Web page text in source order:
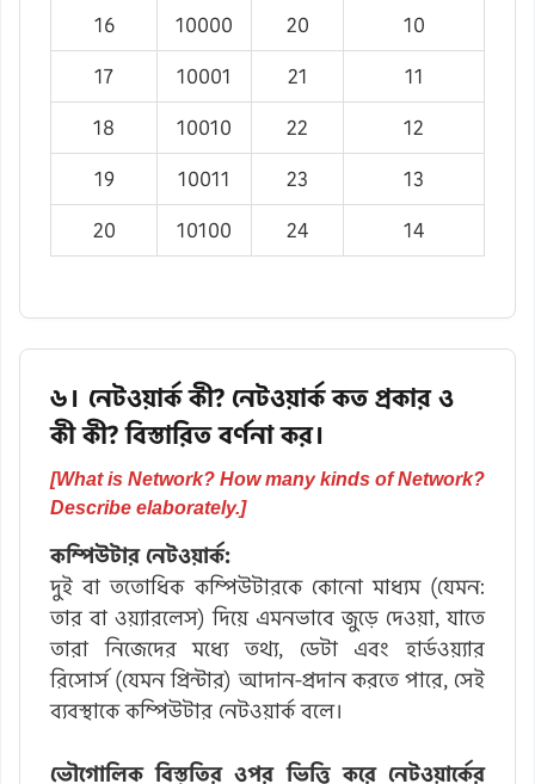
16
10000 20
10
17
10001 21
11
18
10010 22
12
19
10011 23
13
20
10100 24 14
৬। নেটওয়ার্ক কী? নেটওয়ার্ক কত প্রকার ও
কী কী? বিস্তারিত বর্ণনা কর।
[What is Network? How many kinds of Network?
Describe elaborately.]
কম্পিউটার নেটওয়ার্ক:
দুই বা ততোধিক কম্পিউটারকে কোনো মাধ্যম (যেমন:
তার বা ওয়্যারলেস) দিয়ে এমনভাবে জুড়ে দেওয়া, যাতে
তারা নিজেদের মধ্যে তথ্য, ডেটা এবং হার্ডওয়্যার
রিসোর্স (যেমন প্রিন্টার) আদান-প্রদান করতে পারে, সেই
ব্যবস্থাকে কম্পিউটার নেটওয়ার্ক বলে।
ভৌগোলিক বিস্তৃতির ওপর ভিত্তি করে নেটওয়ার্কের